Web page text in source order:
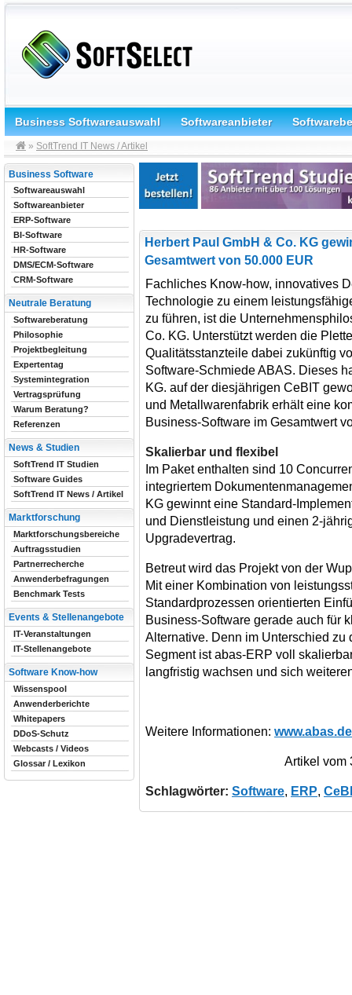
Business Softwareauswahl Softwareanbieter
» SoftTrend IT News / Artikel
Herbert Paul GmbH & Co. KG
Gesamtwert von 50.000 EUR
Fachliches Know-how, innovatives
Technologie zu einem
zu führen, ist die
Co. KG. Unterstützt werden die
Qualitätsstanzteile dabei zukünftig
Software-Schmiede ABAS. Dieses
KG. auf der diesjährigen CeBIT
und Metallwarenfabrik erhält eine
Business-Software im Gesamtwert
Skalierbar und flexibel
Im Paket enthalten sind 10
integriertem
KG gewinnt eine Standard-
und Dienstleistung und einen 2-
Upgradevertrag.
Betreut wird das Projekt von der
Mit einer Kombination von
Standardprozessen orientierten
Business-Software gerade auch für
Alternative. Denn im Unterschied
Segment ist abas-ERP voll
langfristig wachsen und sich
Weitere Informationen: www.abas.de
Artikel vom
Schlagwörter: Software, ERP,
Business Software
Softwareauswahl
Softwareanbieter
ERP-Software
BI-Software
HR-Software
DMS/ECM-Software
CRM-Software
Neutrale Beratung
Softwareberatung
Philosophie
Projektbegleitung
Expertentag
Systemintegration
Vertragsprüfung
Warum Beratung?
Referenzen
News & Studien
SoftTrend IT Studien
Software Guides
SoftTrend IT News / Artikel
Marktforschung
Marktforschungsbereiche
Auftragsstudien
Partnerrecherche
Anwenderbefragungen
Benchmark Tests
Events & Stellenangebote
IT-Veranstaltungen
IT-Stellenangebote
Software Know-how
Wissenspool
Anwenderberichte
Whitepapers
DDoS-Schutz
Webcasts / Videos
Glossar / Lexikon